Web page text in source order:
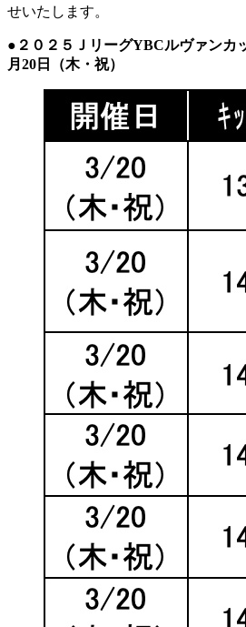
せいたします。
●２０２５ＪリーグYBCルヴァンカ
月20日（木・祝）